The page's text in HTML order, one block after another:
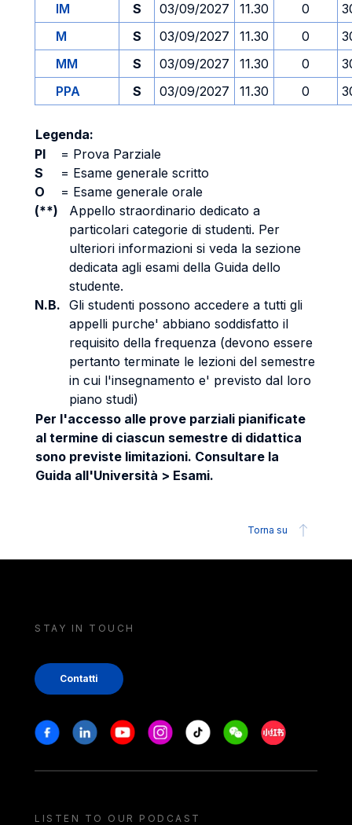
IM S 03/09/2027 11.30 0
M
S 03/09/2027 11.30 0
MM
S 03/09/2027 11.30 0
PPA
S 03/09/2027 11.30 0
Legenda:
PI
= Prova Parziale
S
= Esame generale scritto
O
= Esame generale orale
(**)
Appello straordinario dedicato a
particolari categorie di studenti. Per
ulteriori informazioni si veda la sezione
dedicata agli esami della Guida dello
studente.
N.B. Gli studenti possono accedere a tutti gli
appelli purche' abbiano soddisfatto il
requisito della frequenza (devono essere
pertanto terminate le lezioni del semestre
in cui l'insegnamento e' previsto dal loro
piano studi)
Per l'accesso alle prove parziali pianificate
al termine di ciascun semestre di didattica
sono previste limitazioni. Consultare la
Guida all'Università > Esami.
Torna su
STAY IN TOUCH
Contatti
Stay in touch
FacebookLinkedinYoutubeInstagram
Tiktok WeechatXiaohongshu/
LISTEN TO OUR PODCAST